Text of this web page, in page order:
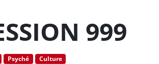
999
Psyché Culture